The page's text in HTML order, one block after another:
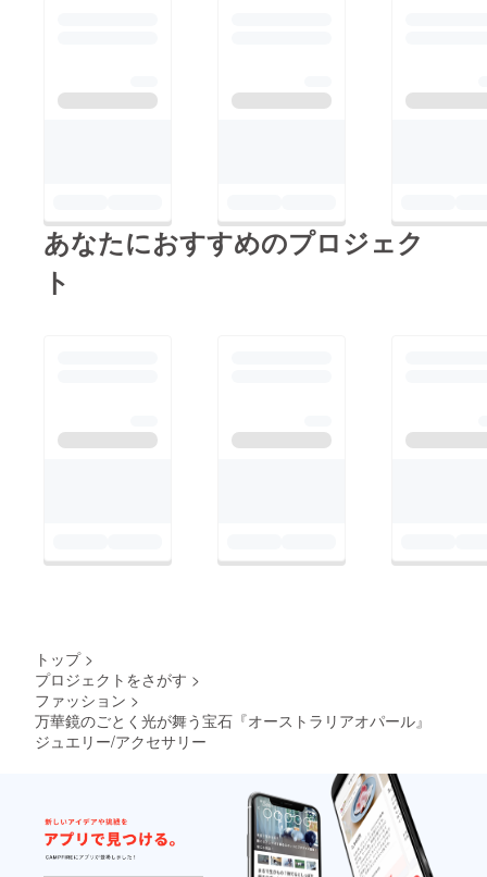
あなたにおすすめのプロジェク
ト
トップ >
プロジェクトをさがす >
ファッション >
万華鏡のごとく光が舞う宝石『オーストラリアオパール』
ジュエリー/アクセサリー